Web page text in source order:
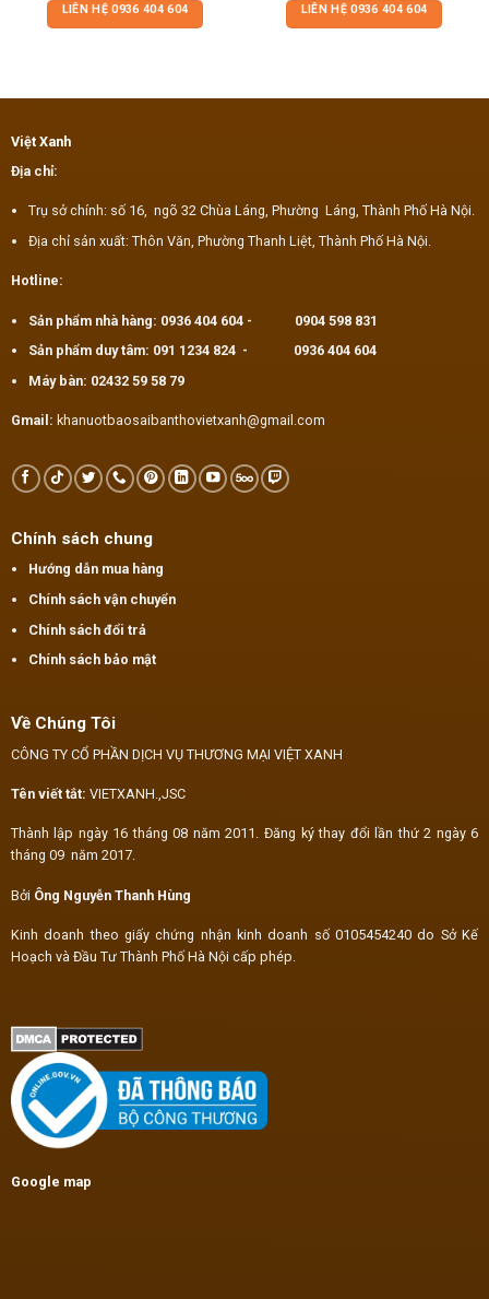
LIÊN HỆ0936 404 604 LIÊN HỆ0936 404 604
Việt Xanh
Địa chỉ:
Trụ sở chính: số 16, ngõ 32 Chùa Láng, Phường Láng, Thành Phố Hà Nội.
Địa chỉ sản xuất: Thôn Văn, Phường Thanh Liệt, Thành Phố Hà Nội.
Hotline:
Sản phẩm nhà hàng: 0936 404 604- 0904 598 831
Sản phẩm duy tâm: 091 1234 824 -
0936 404 604
Máy bàn: 02432 59 58 79
Gmail: khanuotbaosaibanthovietxanh@gmail.com
Chính sách chung
Hướng dẫn mua hàng
Chính sách vận chuyển
Chính sách đổi trả
Chính sách bảo mật
Về Chúng Tôi
CÔNG TY CỔ PHẦN DỊCH VỤ THƯƠNG MẠI VIỆT XANH
Tên viết tắt: VIETXANH.,JSC
Thành lập ngày 16 tháng 08 năm 2011. Đăng ký thay đổi lần thứ 2 ngày 6
tháng 09 năm 2017.
Bởi Ông Nguyễn Thanh Hùng
Kinh doanh theo giấy chứng nhận kinh doanh số 0105454240 do Sở Kế
Hoạch và Đầu Tư Thành Phố Hà Nội cấp phép.
Google map